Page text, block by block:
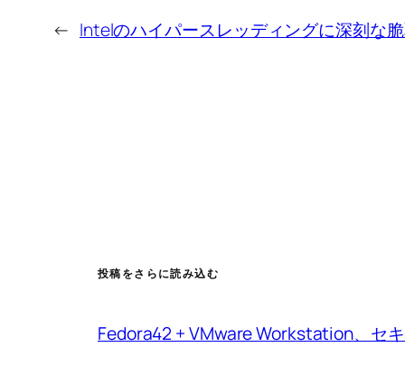
← Intelのハイパースレッディングに深刻な
投稿をさらに読み込む
Fedora42 + VMware Workstation、セ